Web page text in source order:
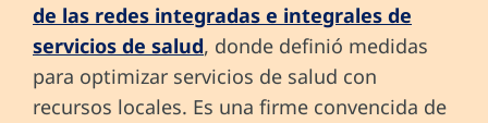
de las redes integradas e integrales de
servicios de salud, donde definió medidas
para optimizar servicios de salud con
recursos locales. Es una firme convencida de